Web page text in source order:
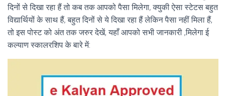
दिनों से दिखा रहा हैं तो कब तक आपको पैसा मिलेगा, क्युकी ऐसा स्टेटस बहुत
विद्यार्थियों के साथ हैं, बहुत दिनों से ये दिखा रहा हैं लेकिन पैसा नहीं मिला हैं,
तो इस पोस्ट को अंत तक जरुर देखें, यहाँ आपको सभी जानकारी ,मिलेगा ई
कल्याण स्कालरशिप के बारे में: